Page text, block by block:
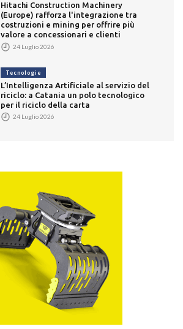
Hitachi Construction Machinery
(Europe) rafforza l'integrazione tra
costruzioni e mining per offrire più
valore a concessionari e clienti
24 Luglio 2026
Tecnologie
L’Intelligenza Artificiale al servizio del
riciclo: a Catania un polo tecnologico
per il riciclo della carta
24 Luglio 2026